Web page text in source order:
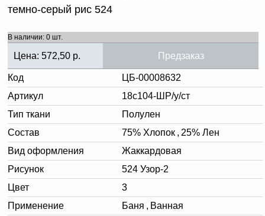
темно-серый рис 524
В наличии: 0 шт.
Цена: 572,50 р. Предзаказ
Код
ЦБ-00008632
Артикул
18с104-ШР/у/ст
Тип ткани
Полулен
Состав
75% Хлопок , 25% Лен
Вид оформления
Жаккардовая
Рисунок
524 Узор-2
Цвет
3
Применение
Баня , Ванная